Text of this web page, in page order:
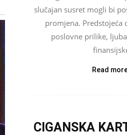
slučajan susret mogli bi
promjena. Predstojeća
poslovne prilike,
Read
CIGANSKA